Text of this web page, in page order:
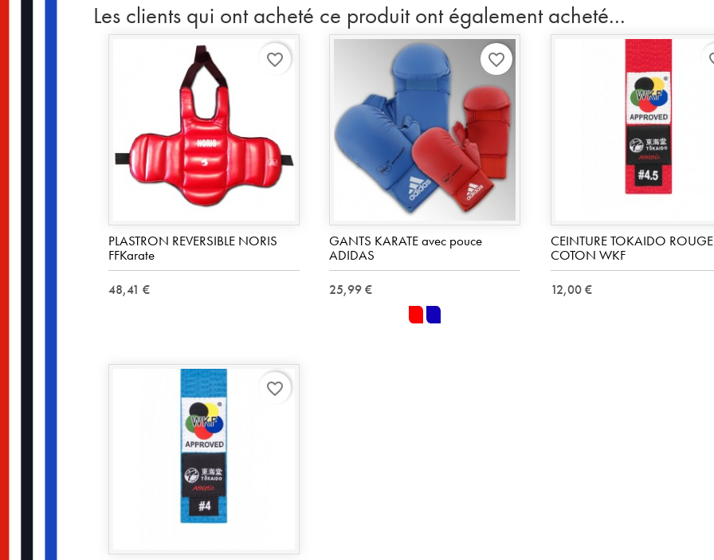
Les clients qui ont acheté ce produit ont également acheté...
PLASTRON REVERSIBLE NORIS
FFKarate
48,41 €
favorite_border
GANTS KARATE avec pouce
ADIDAS
25,99 €
rouge
favorite_border
CEINTURE TOKAIDO ROUGE
COTON WKF
12,00 €
favorite_border